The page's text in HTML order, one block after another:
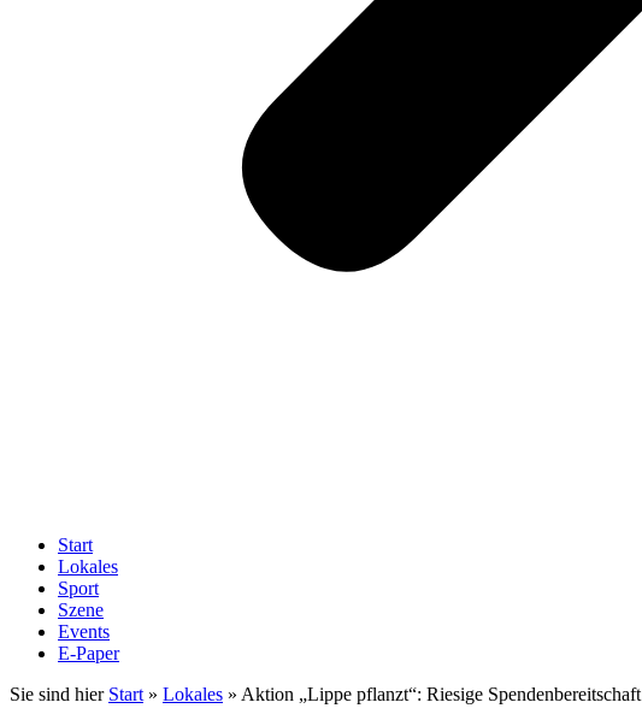
Start
Lokales
Sport
Szene
Events
E-Paper
Sie sind hier Start » Lokales » Aktion „Lippe pflanzt“: Riesige Spendenbereitschaft